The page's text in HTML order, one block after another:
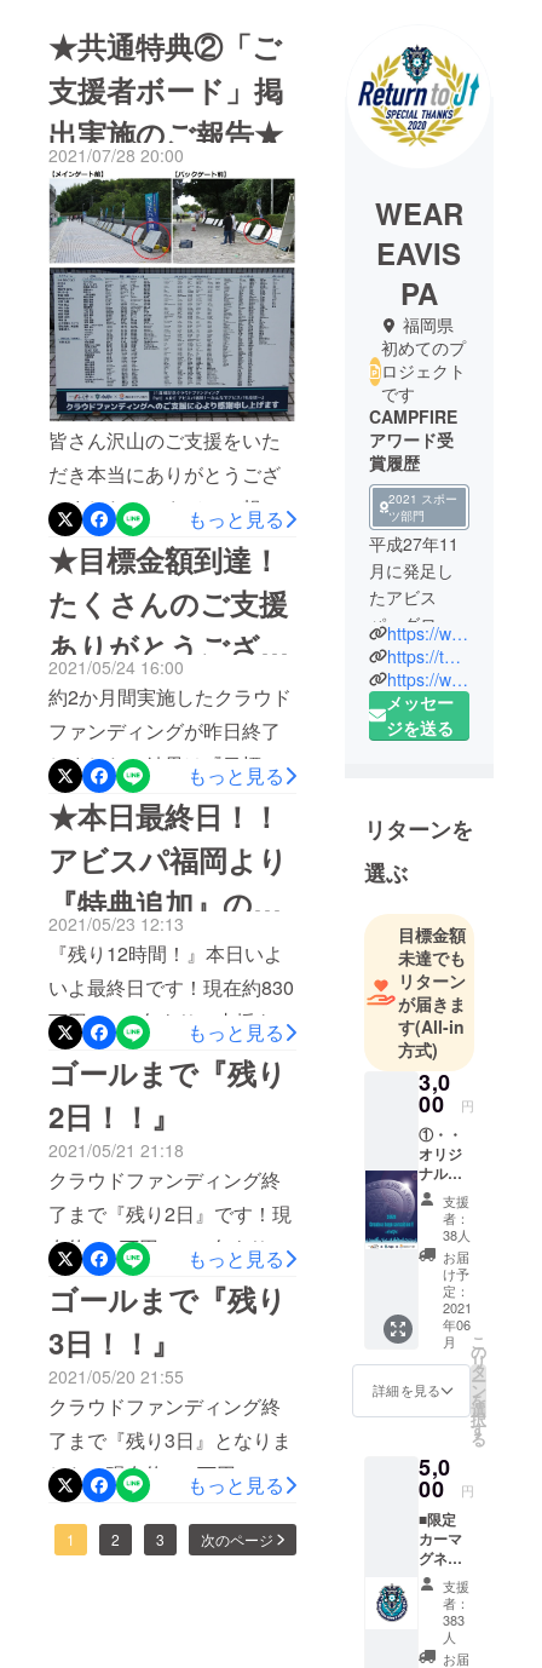
★共通特典②「ご
支援者ボード」掲
出実施のご報告★
2021/07/28 20:00
皆さん沢山のご支援をいた
だき本当にありがとうござ
いました！！さて、ご報告
が遅くなり誠に申し訳ござ
いませんが、7月17日（土）
にベスト電器スタジアムで
開催されたアビスパ福岡の
ホームゲーム（ガンバ大阪
戦）で、ついに共通特典②
のご支援者ボードが掲出さ
れました！！ご観戦いただ
いた方はボードを見ていた
だけましたでしょうか？ご
観戦頂けない方は、すこし
見ずらいですが、上の画像
を拡大してご自分のお名前
やご指定のワードを見つけ
てください！！まだまだ8月
のホームゲームでも掲出を
続けてもらいますので、ご
観戦できる方は是非スタジ
アムで見つけてください！
【掲出対象試合】 ●8
月9日（月）vs サンフレッ
チェ広島
戦
●8月15日（日）vs セレッソ
大阪
戦
●8月25日（水）vs フロン
ターレ川崎
戦
●8月29日（日）vs 徳島ヴォ
ルティス戦【掲出場
もっと見る
★目標金額到達！
たくさんのご支援
ありがとうござい
ました！！★
2021/05/24 16:00
約2か月間実施したクラウド
ファンディングが昨日終了
しました！結果は『目標到
達！！』です。募集金額
「11,000,000円」に対し、
皆さまからのご支援金額
は、「11,989,112円」でし
た☆そして、なんと「1,001
人」からご支援をいただき
ました☆ご支援いただきま
した皆さま本当にありがと
うございます！！！心より
御礼申し上げます。このク
ラウドファンディングは、
「アビスパ福岡を全力応援
するプロジェクト」として
立ち上げました。文字通
り、アビスパ福岡を最高の
形で応援することができま
す☆皆さまの熱い思いが
きっと、さらに強いアビス
パ福岡をつくると信じてい
ます！でも、応援したくな
る気持ちにさせてくれたの
もアビスパ福岡ですよね☆
現在、10試合負けなしとJ1
もっと見る
★本日最終日！！
アビスパ福岡より
『特典追加』のお
知らせです★
2021/05/23 12:13
『残り12時間！』本日いよ
いよ最終日です！現在約830
万円、678名よりご支援をい
ただいています！ ☆アビス
パ福岡より特典追加のお知
らせ☆今のチームの躍進は
何と言っても「長谷部監
督」のおかげです♪そこで、
リターンプランの『スペ
シャルバックステージツ
アー』についている「サイ
ン色紙」に『長谷部監督』
も指定可能としていただき
ました！！変更点は、
「選手サイン色紙」→「選
手もしくは長谷部監督のサ
イン色紙」です！《スペ
シャルバックステージツ
アーの内容》・ベスト電器
もっと見る
ゴールまで『残り
2日！！』
2021/05/21 21:18
クラウドファンディング終
了まで『残り2日』です！現
在約700万円、558名よりご
支援をいただいています！
ご支援いただいた皆さま本
当にありがとうごさいま
す。明日の試合に勝てば
「10試合負けなし☆」クラ
ウドファンディングは「残
り2日☆」試合とクラウド
ファンディング、どちらも
応援お願いします！！！☆
もっと見る
ゴールまで『残り
3日！！』
2021/05/20 21:55
クラウドファンディング終
了まで『残り3日』となりま
した！現在約660万円、527
名よりご支援をいただいて
います！ご支援いただいた
もっと見る
1 2 3 次のページ
WEAR
EAVIS
PA
福岡県
初めてのプ
ロジェクト
です
CAMPFIRE
アワード受
賞履歴
2021 スポー
ツ部門
平成27年11
月に発足し
たアビス
パ・グロー
バル・アソ
シエイツ
(AGA)の
『株式会社
ティ銀行』
のタッグに
『アビスパ
福岡株式会
社』も参加
した3社合同
のプロジェ
クト。
https://www.avispa.co.jp/
https://twitter.com/AvispaF
https://www.youtube.com/avispachannel
メッセー
ジを送る
リターンを
選ぶ
目標金額
未達でも
リターン
が届きま
す(All-in
方式)
3,0
00 円
①・・
オリジ
ナルデ
ザイン
ポスト
カード
《クラ
ウド
ファン
ディン
グ限
定》
※1
②・・
スポン
サー
に名前
を掲載
（ご支
援金額
によっ
てサイ
ズ変
更）
※2 ※3
※1：
5,000円
支援
者：
38人
お届
け予
定：
2021
年06
月
詳細を見る
こ
の
リ
タ
ー
ン
を
選
択
す
る
5,0
00 円
■限定
カーマ
グネッ
ト《ク
ラウド
ファン
ディン
グ限
支援
者：
383
人
お届